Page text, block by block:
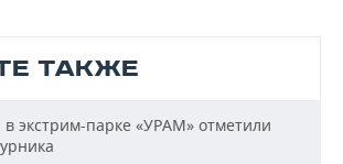
ТАКЖЕ
в экстрим-парке «УРАМ» отметили